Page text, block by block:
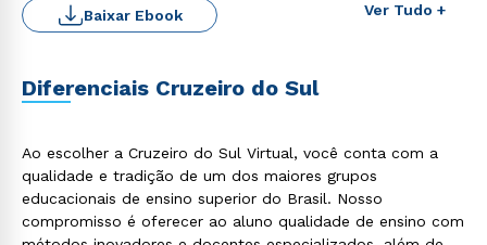
Ver Tudo +
Baixar Ebook
Diferenciais Cruzeiro do Sul
Ao escolher a Cruzeiro do Sul Virtual, você conta com a
qualidade e tradição de um dos maiores grupos
educacionais de ensino superior do Brasil. Nosso
compromisso é oferecer ao aluno qualidade de ensino com